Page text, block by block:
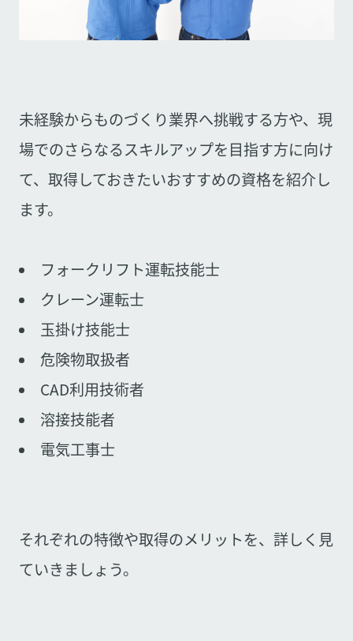
未経験からものづくり業界へ挑戦する方や、現
場でのさらなるスキルアップを目指す方に向け
て、取得しておきたいおすすめの資格を紹介し
ます。
フォークリフト運転技能士
クレーン運転士
玉掛け技能士
危険物取扱者
CAD利用技術者
溶接技能者
電気工事士
それぞれの特徴や取得のメリットを、詳しく見
ていきましょう。